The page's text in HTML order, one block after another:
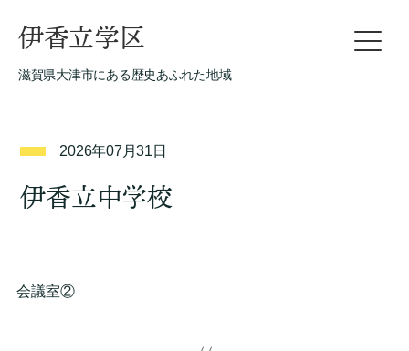
伊香立学区
滋賀県大津市にある歴史あふれた地域
2026年07月31日
伊香立中学校
会議室②